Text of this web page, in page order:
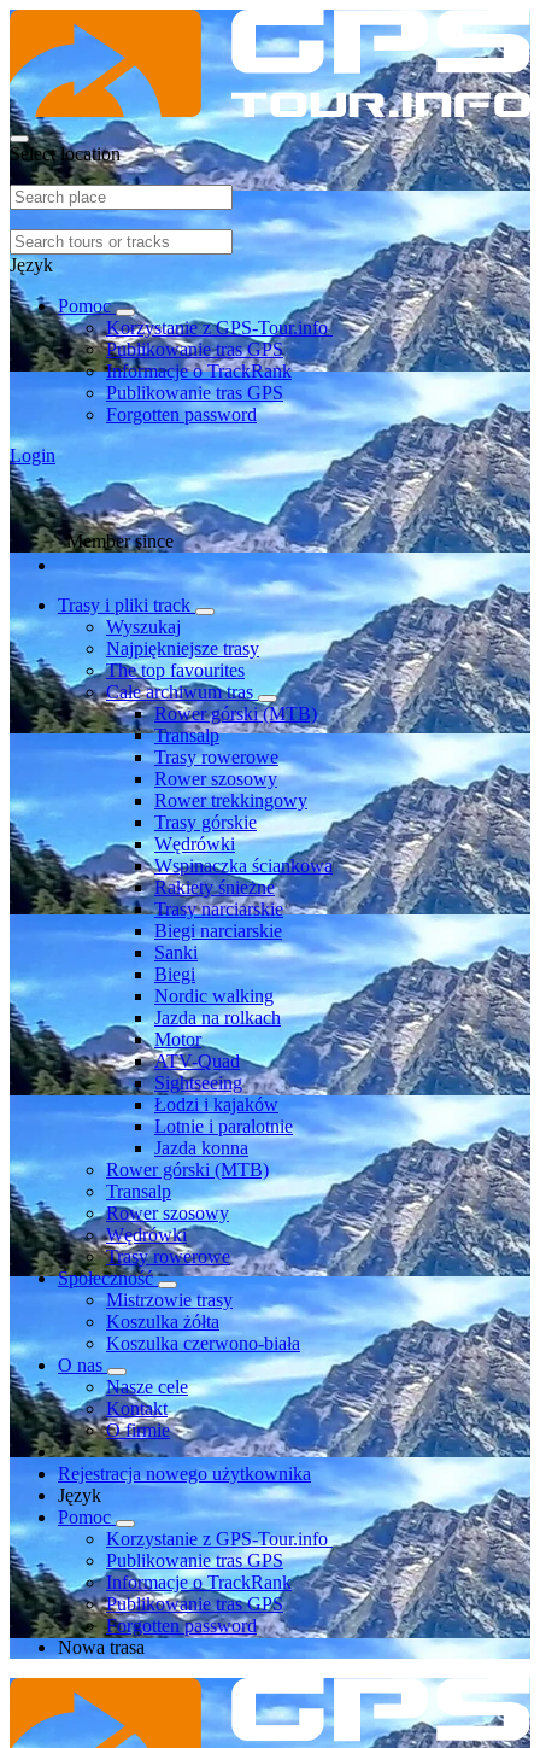
Select location
Język
Pomoc
Korzystanie z GPS-Tour.info
Publikowanie tras GPS
Informacje o TrackRank
Publikowanie tras GPS
Forgotten password
Login
Member since
Trasy i pliki track
Wyszukaj
Najpiękniejsze trasy
The top favourites
Całe archiwum tras
Rower górski (MTB)
Transalp
Trasy rowerowe
Rower szosowy
Rower trekkingowy
Trasy górskie
Wędrówki
Wspinaczka ściankowa
Rakiety śnieżne
Trasy narciarskie
Biegi narciarskie
Sanki
Biegi
Nordic walking
Jazda na rolkach
Motor
ATV-Quad
Sightseeing
Łodzi i kajaków
Lotnie i paralotnie
Jazda konna
Rower górski (MTB)
Transalp
Rower szosowy
Wędrówki
Trasy rowerowe
Społeczność
Mistrzowie trasy
Koszulka żółta
Koszulka czerwono-biała
O nas
Nasze cele
Kontakt
O firmie
Rejestracja nowego użytkownika
Język
Pomoc
Korzystanie z GPS-Tour.info
Publikowanie tras GPS
Informacje o TrackRank
Publikowanie tras GPS
Forgotten password
Nowa trasa